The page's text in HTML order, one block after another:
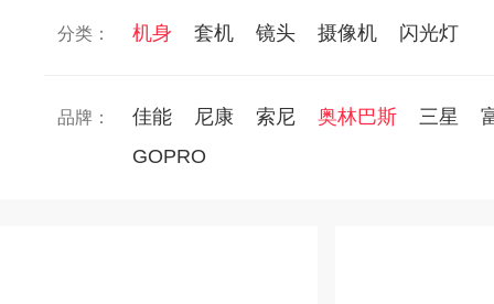
分类： 机身 套机 镜头 摄像机 闪光灯
品牌： 佳能 尼康 索尼 奥林巴斯 三星
GOPRO